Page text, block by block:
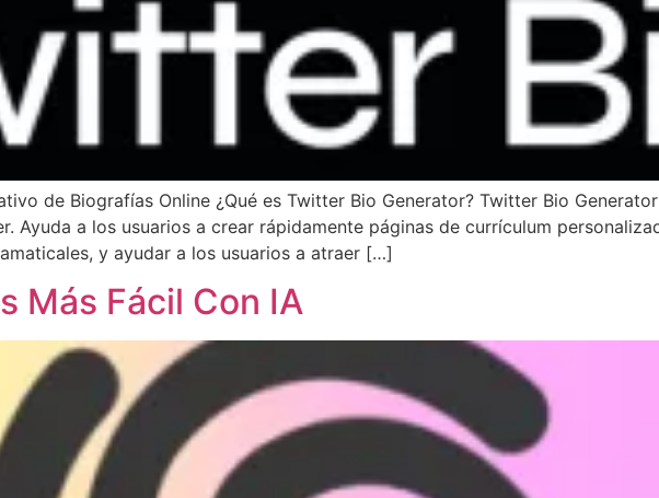
de Biografías Online ¿Qué es Twitter Bio Generator? Twitter Bio
Ayuda a los usuarios a crear rápidamente páginas de currículum
y ayudar a los usuarios a atraer […]
Más Fácil Con IA